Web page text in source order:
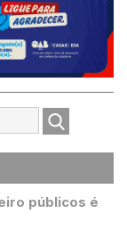
públicos é